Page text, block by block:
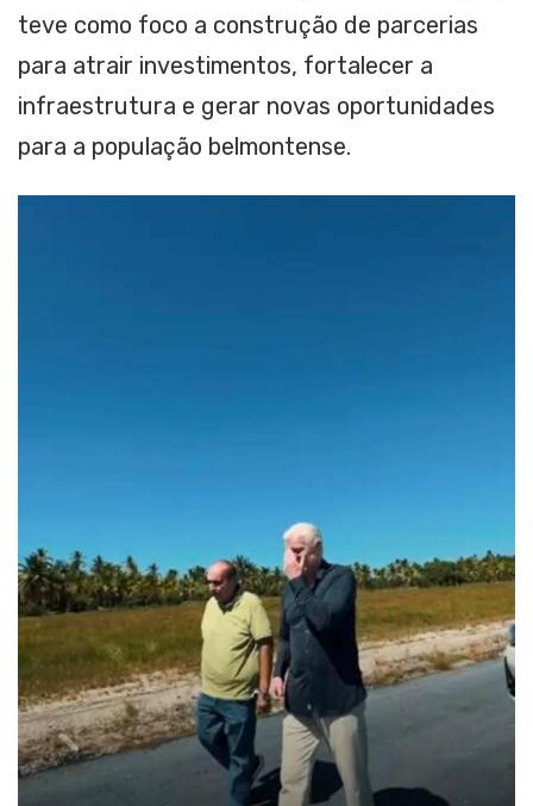
teve como foco a construção de parcerias
para atrair investimentos, fortalecer a
infraestrutura e gerar novas oportunidades
para a população belmontense.